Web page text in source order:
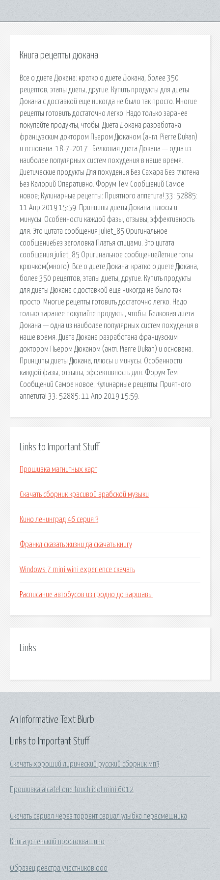
Книга рецепты дюкана
Все о диете Дюкана: кратко о диете Дюкана, более 350
рецептов, этапы диеты, другие. Купить продукты для диеты
Дюкана с доставкой еще никогда не было так просто. Многие
рецепты готовить достаточно легко. Надо только заранее
покупайте продукты, чтобы. Диета Дюкана разработана
французским доктором Пьером Дюканом (англ. Pierre Dukan)
и основана. 18-7-2017 · Белковая диета Дюкана — одна из
наиболее популярных систем похудения в наше время.
Диетические продукты Для похудения Без Сахара Без глютена
Без Калорий Оперативно. Форум Тем Сообщений Самое
новое; Кулинарные рецепты: Приятного аппетита! 33: 52885:
11 Апр 2019 15:59. Принципы диеты Дюкана, плюсы и
минусы. Особенности каждой фазы, отзывы, эффективность
для. Это цитата сообщения juliet_85 Оригинальное
сообщениеБез заголовка Платья спицами. Это цитата
сообщения juliet_85 Оригинальное сообщениеЛетние топы
крючком(много). Все о диете Дюкана: кратко о диете Дюкана,
более 350 рецептов, этапы диеты, другие. Купить продукты
для диеты Дюкана с доставкой еще никогда не было так
просто. Многие рецепты готовить достаточно легко. Надо
только заранее покупайте продукты, чтобы. Белковая диета
Дюкана — одна из наиболее популярных систем похудения в
наше время. Диета Дюкана разработана французским
доктором Пьером Дюканом (англ. Pierre Dukan) и основана.
Принципы диеты Дюкана, плюсы и минусы. Особенности
каждой фазы, отзывы, эффективность для. Форум Тем
Сообщений Самое новое; Кулинарные рецепты: Приятного
аппетита! 33: 52885: 11 Апр 2019 15:59.
Links to Important Stuff
Прошивка магнитных карт
Скачать сборник красивой арабской музыки
Кино ленинград 46 серия 3
Франкл сказать жизни да скачать книгу
Windows 7 mini wini experience скачать
Расписание автобусов из гродно до варшавы
Links
Links to Important Stuff
Скачать хороший лирический русский сборник мп3
Прошивка alcatel one touch idol mini 6012
Скачать сериал через торрент сериал улыбка пересмешника
Книга успенский простоквашино
Образец реестра участников ооо
An Informative Text Blurb